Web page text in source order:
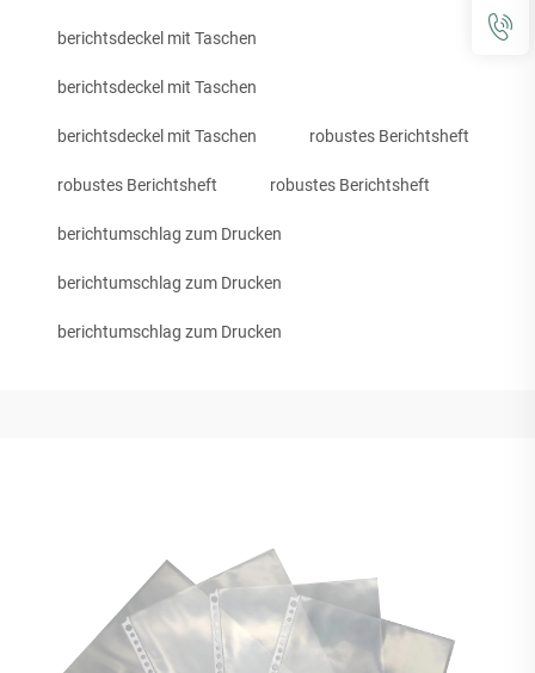
berichtsdeckel mit Taschen
berichtsdeckel mit Taschen
berichtsdeckel mit Taschen robustes Berichtsheft
robustes Berichtsheft robustes Berichtsheft
berichtumschlag zum Drucken
berichtumschlag zum Drucken
berichtumschlag zum Drucken